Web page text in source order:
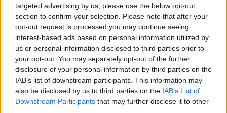
targeted advertising by us, please use the below opt-out
section to confirm your selection. Please note that after your
opt-out request is processed you may continue seeing
interest-based ads based on personal information utilized by
us or personal information disclosed to third parties prior to
your opt-out. You may separately opt-out of the further
disclosure of your personal information by third parties on the
IAB’s list of downstream participants. This information may
also be disclosed by us to third parties on the IAB’s List of
Downstream Participants that may further disclose it to other